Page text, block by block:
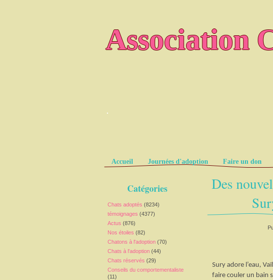
Association
.
Pages
Accueil Journées d'adoption Faire un don
Catégories
Chats adoptés (8234)
témoignages (4377)
Actus (876)
Nos étoiles (82)
Chatons à l'adoption (70)
Chats à l'adoption (44)
Chats réservés (29)
Conseils du comportementaliste
(11)
Des
Sury adore l’eau,
faire couler un bain